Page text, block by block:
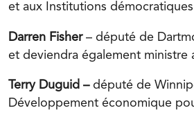
et aux Institutions
Darren Fisher – député de
et deviendra également ministre
Terry Duguid –député de
Développement économique